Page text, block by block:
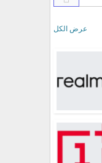
عرض الكل